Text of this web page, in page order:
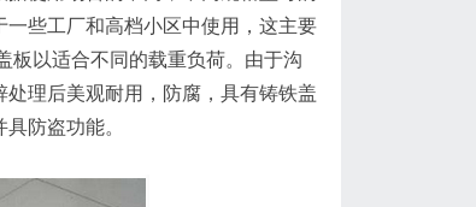
些工厂和高档小区中使用，这主要
板以适合不同的载重负荷。由于沟
理后美观耐用，防腐，具有铸铁盖
防盗功能。